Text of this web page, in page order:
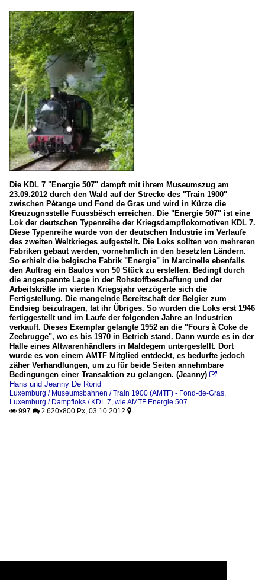
Die KDL 7 "Energie 507" dampft mit ihrem Museumszug am
23.09.2012 durch den Wald auf der Strecke des "Train 1900"
zwischen Pétange und Fond de Gras und wird in Kürze die
Kreuzugnsstelle Fuussbësch erreichen. Die "Energie 507" ist eine
Lok der deutschen Typenreihe der Kriegsdampflokomotiven KDL 7.
Diese Typenreihe wurde von der deutschen Industrie im Verlaufe
des zweiten Weltkrieges aufgestellt. Die Loks sollten von mehreren
Fabriken gebaut werden, vornehmlich in den besetzten Ländern.
So erhielt die belgische Fabrik "Energie" in Marcinelle ebenfalls
den Auftrag ein Baulos von 50 Stück zu erstellen. Bedingt durch
die angespannte Lage in der Rohstoffbeschaffung und der
Arbeitskräfte im vierten Kriegsjahr verzögerte sich die
Fertigstellung. Die mangelnde Bereitschaft der Belgier zum
Endsieg beizutragen, tat ihr Übriges. So wurden die Loks erst 1946
fertiggestellt und im Laufe der folgenden Jahre an Industrien
verkauft. Dieses Exemplar gelangte 1952 an die "Fours à Coke de
Zeebrugge", wo es bis 1970 in Betrieb stand. Dann wurde es in der
Halle eines Altwarenhändlers in Maldegem untergestellt. Dort
wurde es von einem AMTF Mitglied entdeckt, es bedurfte jedoch
zäher Verhandlungen, um zu für beide Seiten annehmbare
Bedingungen einer Transaktion zu gelangen. (Jeanny) 
Hans und Jeanny De Rond
Luxemburg / Museumsbahnen / Train 1900 (AMTF) - Fond-de-Gras,
Luxemburg / Dampfloks / KDL 7, wie AMTF Energie 507
 997  2 620x800 Px, 03.10.2012 